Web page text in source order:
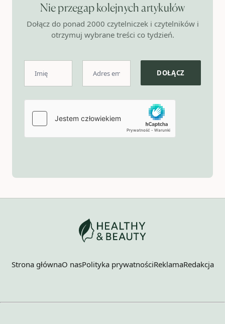
Nie przegap kolejnych artykułów
Dołącz do ponad 2000 czytelniczek i czytelników i
otrzymuj wybrane treści co tydzień.
Strona głównaO nasPolityka prywatnościReklamaRedakcja